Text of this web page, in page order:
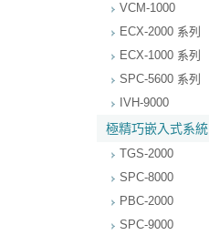
VCM-1000
ECX-2000 系列
ECX-1000 系列
SPC-5600 系列
IVH-9000
極精巧嵌入式系統
TGS-2000
SPC-8000
PBC-2000
SPC-9000